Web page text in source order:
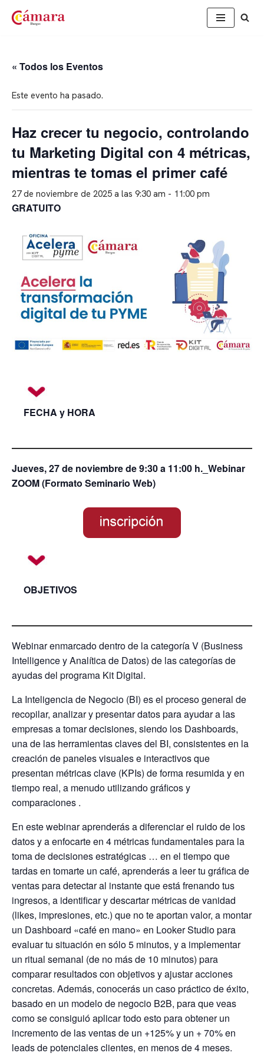
contenido
« Todos los Eventos
Este evento ha pasado.
Haz crecer tu negocio, controlando
tu Marketing Digital con 4 métricas,
mientras te tomas el primer café
27 de noviembre de 2025 a las 9:30 am - 11:00 pm
GRATUITO
FECHA y HORA
Jueves, 27 de noviembre de 9:30 a 11:00 h._Webinar
ZOOM (Formato Seminario Web)
OBJETIVOS
Webinar enmarcado dentro de la categoría V (Business
Intelligence y Analítica de Datos) de las categorías de
ayudas del programa Kit Digital.
La Inteligencia de Negocio (BI) es el proceso general de
recopilar, analizar y presentar datos para ayudar a las
empresas a tomar decisiones, siendo los Dashboards,
una de las herramientas claves del BI, consistentes en la
creación de paneles visuales e interactivos que
presentan métricas clave (KPIs) de forma resumida y en
tiempo real, a menudo utilizando gráficos y
comparaciones .
En este webinar aprenderás a diferenciar el ruido de los
datos y a enfocarte en 4 métricas fundamentales para la
toma de decisiones estratégicas … en el tiempo que
tardas en tomarte un café, aprenderás a leer tu gráfica de
ventas para detectar al instante que está frenando tus
ingresos, a identificar y descartar métricas de vanidad
(likes, impresiones, etc.) que no te aportan valor, a montar
un Dashboard «café en mano» en Looker Studio para
evaluar tu situación en sólo 5 minutos, y a implementar
un ritual semanal (de no más de 10 minutos) para
comparar resultados con objetivos y ajustar acciones
concretas. Además, conocerás un caso práctico de éxito,
basado en un modelo de negocio B2B, para que veas
como se consiguió aplicar todo esto para obtener un
incremento de las ventas de un +125% y un + 70% en
leads de potenciales clientes, en menos de 4 meses.